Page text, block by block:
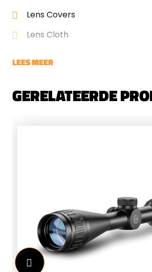
Lens Covers
Lens Cloth
LEES MEER
GERELATEERDE